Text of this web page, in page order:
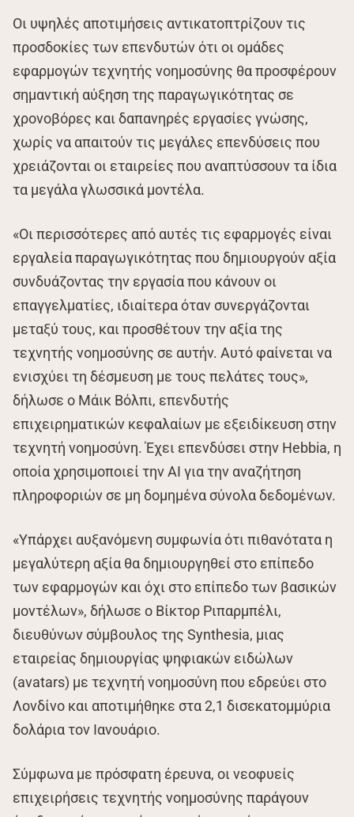
Οι υψηλές αποτιμήσεις αντικατοπτρίζουν τις
προσδοκίες των επενδυτών ότι οι ομάδες
εφαρμογών τεχνητής νοημοσύνης θα προσφέρουν
σημαντική αύξηση της παραγωγικότητας σε
χρονοβόρες και δαπανηρές εργασίες γνώσης,
χωρίς να απαιτούν τις μεγάλες επενδύσεις που
χρειάζονται οι εταιρείες που αναπτύσσουν τα ίδια
τα μεγάλα γλωσσικά μοντέλα.
«Οι περισσότερες από αυτές τις εφαρμογές είναι
εργαλεία παραγωγικότητας που δημιουργούν αξία
συνδυάζοντας την εργασία που κάνουν οι
επαγγελματίες, ιδιαίτερα όταν συνεργάζονται
μεταξύ τους, και προσθέτουν την αξία της
τεχνητής νοημοσύνης σε αυτήν. Αυτό φαίνεται να
ενισχύει τη δέσμευση με τους πελάτες τους»,
δήλωσε ο Μάικ Βόλπι, επενδυτής
επιχειρηματικών κεφαλαίων με εξειδίκευση στην
τεχνητή νοημοσύνη. Έχει επενδύσει στην Hebbia, η
οποία χρησιμοποιεί την ΑΙ για την αναζήτηση
πληροφοριών σε μη δομημένα σύνολα δεδομένων.
«Υπάρχει αυξανόμενη συμφωνία ότι πιθανότατα η
μεγαλύτερη αξία θα δημιουργηθεί στο επίπεδο
των εφαρμογών και όχι στο επίπεδο των βασικών
μοντέλων», δήλωσε ο Βίκτορ Ριπαρμπέλι,
διευθύνων σύμβουλος της Synthesia, μιας
εταιρείας δημιουργίας ψηφιακών ειδώλων
(avatars) με τεχνητή νοημοσύνη που εδρεύει στο
Λονδίνο και αποτιμήθηκε στα 2,1 δισεκατομμύρια
δολάρια τον Ιανουάριο.
Σύμφωνα με πρόσφατη έρευνα, οι νεοφυείς
επιχειρήσεις τεχνητής νοημοσύνης παράγουν